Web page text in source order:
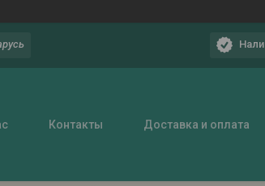
Контакты Доставка и оплата